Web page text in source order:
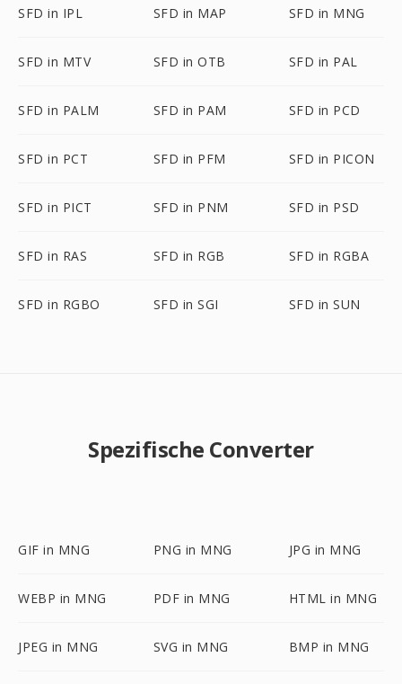
SFD in IPL SFD in MAP SFD in MNG
SFD in MTV SFD in OTB SFD in PAL
SFD in PALM SFD in PAM SFD in PCD
SFD in PCT SFD in PFM SFD in PICON
SFD in PICT SFD in PNM SFD in PSD
SFD in RAS SFD in RGB SFD in RGBA
SFD in RGBO SFD in SGI SFD in SUN
Spezifische Converter
GIF in MNG PNG in MNG JPG in MNG
WEBP in MNG PDF in MNG HTML in MNG
JPEG in MNG SVG in MNG BMP in MNG